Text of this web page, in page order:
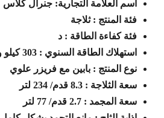
اسم العلامة التجارية: جنرال كلاس
فئة المنتج : ثلاجة
فئة كفاءة الطاقة : د
استهلاك الطاقة السنوي : 303 كيلو وات/ساعة
نوع المنتج : بابين مع فريزر علوي
سعة الثلاجة : 8.3 قدم/ 234 لتر
سعة المجمد : 2.7 قدم/ 77 لتر